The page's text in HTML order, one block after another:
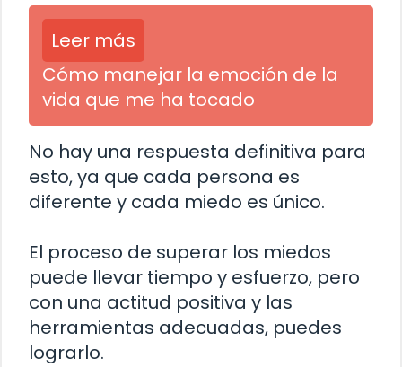
Leer más
Cómo manejar la emoción de la
vida que me ha tocado
No hay una respuesta definitiva para
esto, ya que cada persona es
diferente y cada miedo es único.
El proceso de superar los miedos
puede llevar tiempo y esfuerzo, pero
con una actitud positiva y las
herramientas adecuadas, puedes
lograrlo.